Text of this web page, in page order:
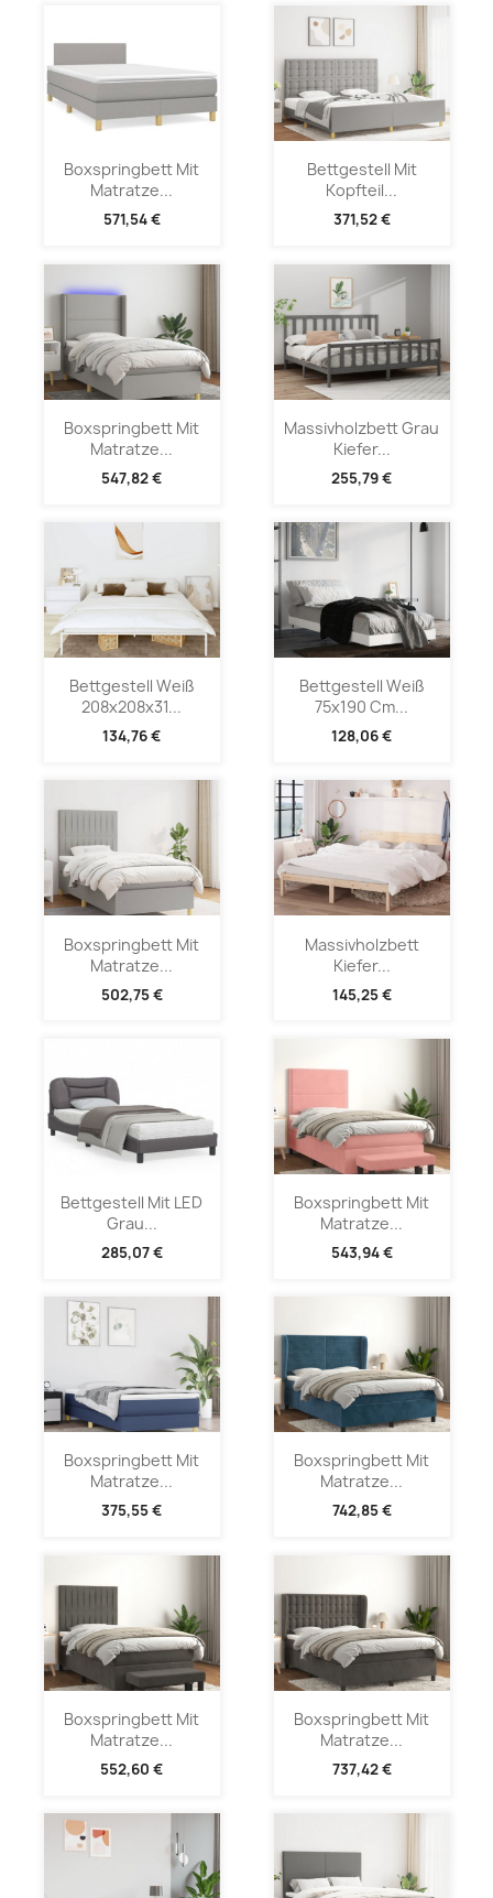
Boxspringbett Mit
Matratze...
571,54 €
Bettgestell Mit
Kopfteil...
371,52 €
Boxspringbett Mit
Matratze...
547,82 €
Massivholzbett Grau
Kiefer...
255,79 €
Bettgestell Weiß
208x208x31...
134,76 €
Bettgestell Weiß
75x190 Cm...
128,06 €
Boxspringbett Mit
Matratze...
502,75 €
Massivholzbett
Kiefer...
145,25 €
Bettgestell Mit LED
Grau...
285,07 €
Boxspringbett Mit
Matratze...
543,94 €
Boxspringbett Mit
Matratze...
375,55 €
Boxspringbett Mit
Matratze...
742,85 €
Boxspringbett Mit
Matratze...
552,60 €
Boxspringbett Mit
Matratze...
737,42 €